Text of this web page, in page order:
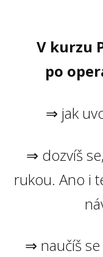
V kurzu
po
⇒ jak
⇒ dozvíš
rukou. Ano i
⇒ naučíš se